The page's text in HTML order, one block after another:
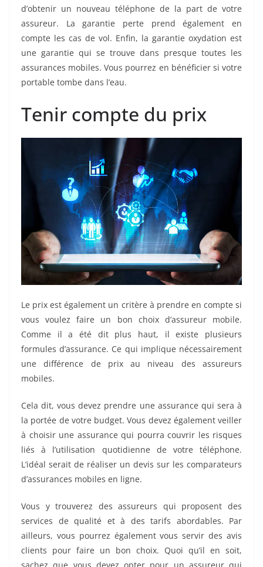
d’obtenir un nouveau téléphone de la part de votre
assureur. La garantie perte prend également en
compte les cas de vol. Enfin, la garantie oxydation est
une garantie qui se trouve dans presque toutes les
assurances mobiles. Vous pourrez en bénéficier si votre
portable tombe dans l’eau.
Tenir compte du prix
Le prix est également un critère à prendre en compte si
vous voulez faire un bon choix d’assureur mobile.
Comme il a été dit plus haut, il existe plusieurs
formules d’assurance. Ce qui implique nécessairement
une différence de prix au niveau des assureurs
mobiles.
Cela dit, vous devez prendre une assurance qui sera à
la portée de votre budget. Vous devez également veiller
à choisir une assurance qui pourra couvrir les risques
liés à l’utilisation quotidienne de votre téléphone.
L’idéal serait de réaliser un devis sur les comparateurs
d’assurances mobiles en ligne.
Vous y trouverez des assureurs qui proposent des
services de qualité et à des tarifs abordables. Par
ailleurs, vous pourrez également vous servir des avis
clients pour faire un bon choix. Quoi qu’il en soit,